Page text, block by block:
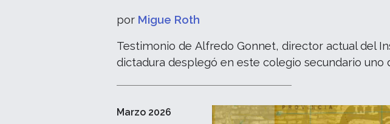
por Migue Roth
Testimonio de Alfredo Gonnet, director actual del
dictadura desplegó en este colegio secundario
Marzo 2026